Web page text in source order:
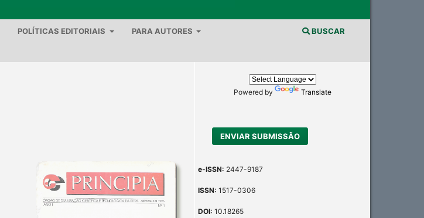
POLÍTICAS EDITORIAIS PARA AUTORES BUSCAR
Powered by Translate
ENVIAR SUBMISSÃO
e-ISSN: 2447-9187
ISSN: 1517-0306
DOI: 10.18265